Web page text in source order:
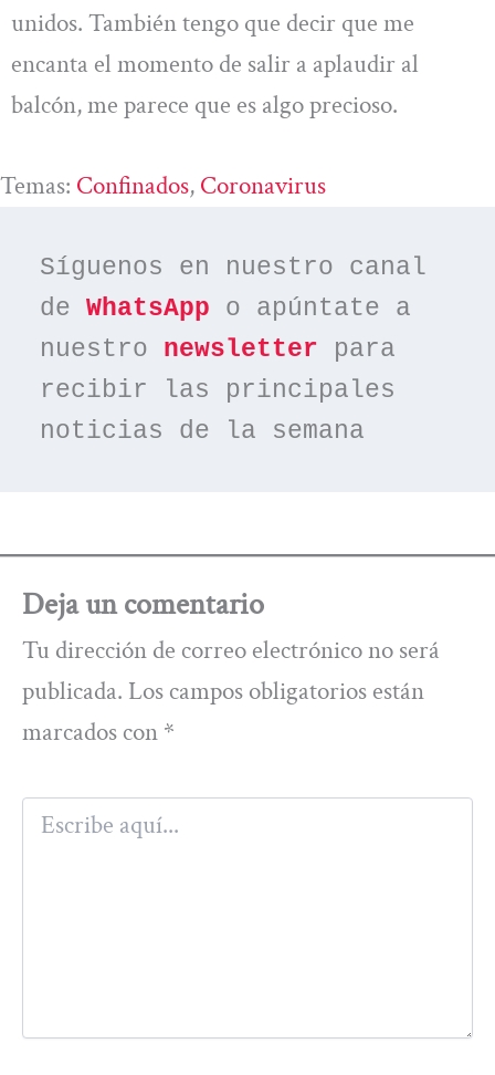
unidos. También tengo que decir que me
encanta el momento de salir a aplaudir al
balcón, me parece que es algo precioso.
Temas: Confinados, Coronavirus
Síguenos en nuestro canal
de WhatsApp o apúntate a
nuestro newsletter para
recibir las principales
noticias de la semana
Deja un comentario
Tu dirección de correo electrónico no será
publicada. Los campos obligatorios están
marcados con *
aquí...